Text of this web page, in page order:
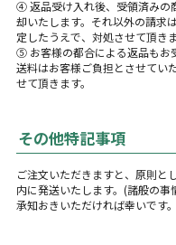
④ 返品受け入れ後、受領済みの
却いたします。それ以外の請求
定したうえで、対処させて頂きま
⑤ お客様の都合による返品もお
送料はお客様ご負担とさせてい
せて頂きます。
その他特記事項
ご注文いただきますと、原則と
内に発送いたします。(諸般の
承知おきいただければ幸いです